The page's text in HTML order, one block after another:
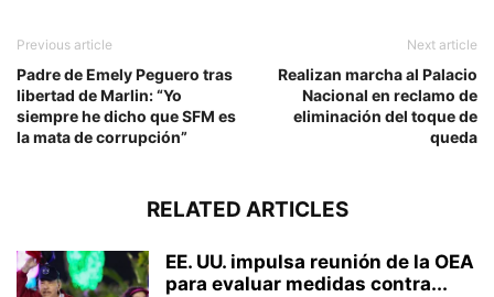
Previous article
Padre de Emely Peguero tras
libertad de Marlin: “Yo
siempre he dicho que SFM es
la mata de corrupción”
Next article
Realizan marcha al Palacio
Nacional en reclamo de
eliminación del toque de
queda
RELATED ARTICLES
EE. UU. impulsa reunión de la OEA
para evaluar medidas contra...